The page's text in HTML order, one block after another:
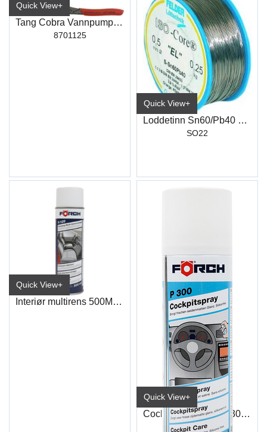
Quick View+
Tang Cobra Vannpumpetang 125mm
8701125
Quick View+
Loddetinn Sn60/Pb40 1,0mm 500Gr
SO22
Quick View+
Interiør multirens 500Ml R529
Quick View+
Cockpit Spray P300 300 ml
300ml